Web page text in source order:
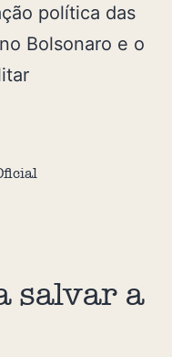
política das
Bolsonaro e o
salvar a